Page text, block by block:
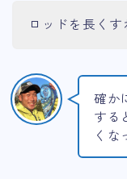
ロッドを長く
確か
する
く